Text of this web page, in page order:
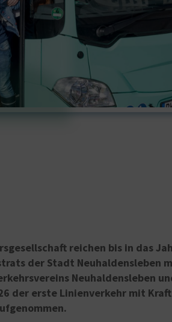
reichen bis in das
der Stadt Neuhaldensleben
Neuhaldensleben
der erste Linienverkehr mit